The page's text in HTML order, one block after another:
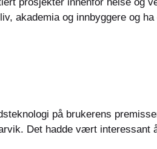
prosjekter innenfor helse og
akademia og innbyggere og
på brukerens
Det hadde vært interessant